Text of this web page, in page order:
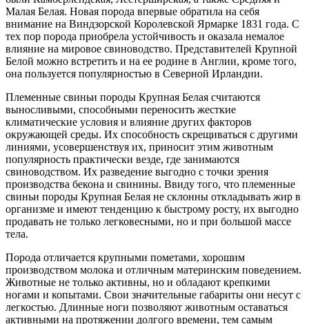
Малая Белая. Новая порода впервые обратила на себя
внимание на Виндзорской Королевской Ярмарке 1831 года. С
тех пор порода приобрела устойчивость и оказала немалое
влияние на мировое свиноводство. Представителей Крупной
Белой можно встретить и на ее родине в Англии, кроме того,
она пользуется популярностью в Северной Ирландии.
Племенные свиньи породы Крупная Белая считаются
выносливыми, способными переносить жесткие
климатические условия и влияние других факторов
окружающей среды. Их способность скрещиваться с другими
линиями, усовершенствуя их, приносит этим животным
популярность практически везде, где занимаются
свиноводством. Их разведение выгодно с точки зрения
производства бекона и свинины. Ввиду того, что племенные
свиньи породы Крупная Белая не склонны откладывать жир в
организме и имеют тенденцию к быстрому росту, их выгодно
продавать не только легковесными, но и при большой массе
тела.
Порода отличается крупными пометами, хорошим
производством молока и отличным материнским поведением.
Животные не только активны, но и обладают крепкими
ногами и копытами. Свои значительные габариты они несут с
легкостью. Длинные ноги позволяют животным оставаться
активными на протяжении долгого времени, тем самым